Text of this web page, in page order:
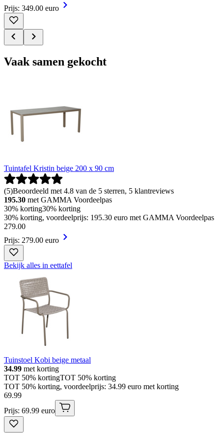
Prijs: 349.00 euro
Vaak samen gekocht
Tuintafel Kristin beige 200 x 90 cm
(5)Beoordeeld met 4.8 van de 5 sterren, 5 klantreviews
195.30 met GAMMA Voordeelpas
30% korting30% korting
30% korting, voordeelprijs: 195.30 euro met GAMMA Voordeelpas
279.00
Prijs: 279.00 euro
Bekijk alles in eettafel
Tuinstoel Kobi beige metaal
34.99 met korting
TOT 50% kortingTOT 50% korting
TOT 50% korting, voordeelprijs: 34.99 euro met korting
69.99
Prijs: 69.99 euro